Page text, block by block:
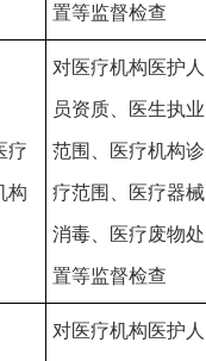
置等监督检查
疗
构
对医疗机构医护人
员资质、医生执业
范围、医疗机构诊
疗范围、医疗器械
消毒、医疗废物处
置等监督检查
对医疗机构医护人